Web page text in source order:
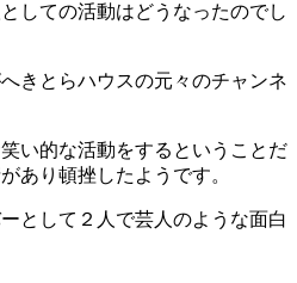
しての活動はどうなったのでし
きとらハウスの元々のチャンネ
い的な活動をするということだ
あり頓挫したようです。
として２人で芸人のような面白